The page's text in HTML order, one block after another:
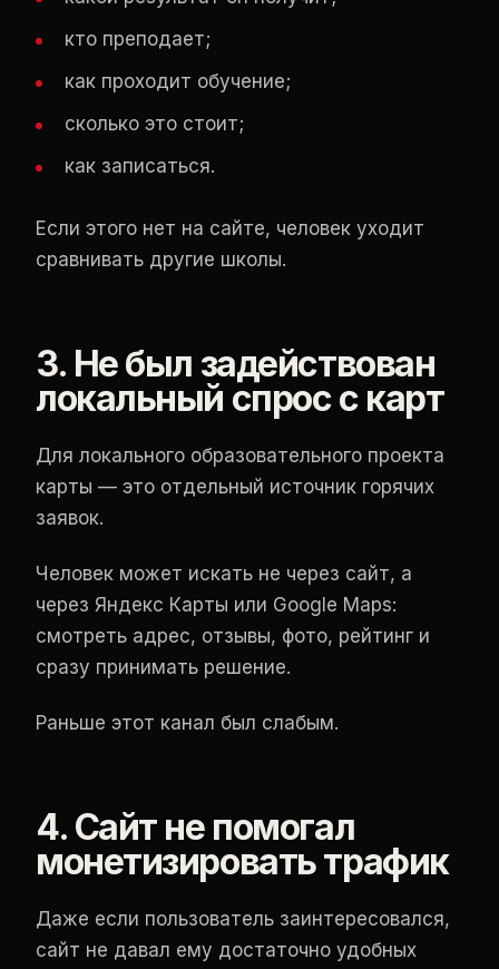
кто преподает;
как проходит обучение;
сколько это стоит;
как записаться.
Если этого нет на сайте, человек уходит
сравнивать другие школы.
3. Не был задействован
локальный спрос с карт
Для локального образовательного проекта
карты — это отдельный источник горячих
заявок.
Человек может искать не через сайт, а
через Яндекс Карты или Google Maps:
смотреть адрес, отзывы, фото, рейтинг и
сразу принимать решение.
Раньше этот канал был слабым.
4. Сайт не помогал
монетизировать трафик
Даже если пользователь заинтересовался,
сайт не давал ему достаточно удобных